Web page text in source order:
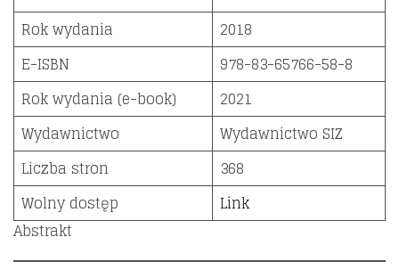
Rok wydania
2018
E-ISBN
978-83-65766-58-8
Rok wydania (e-book)
2021
Wydawnictwo
Wydawnictwo SIZ
Liczba stron
368
Wolny dostęp
Link
Abstrakt